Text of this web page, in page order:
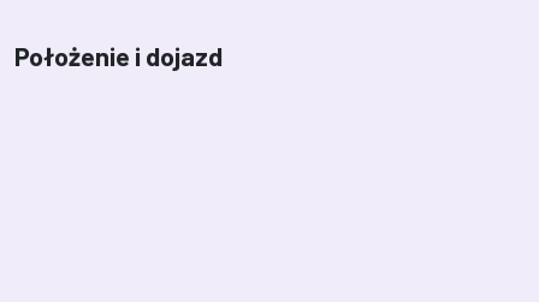
Położenie i dojazd